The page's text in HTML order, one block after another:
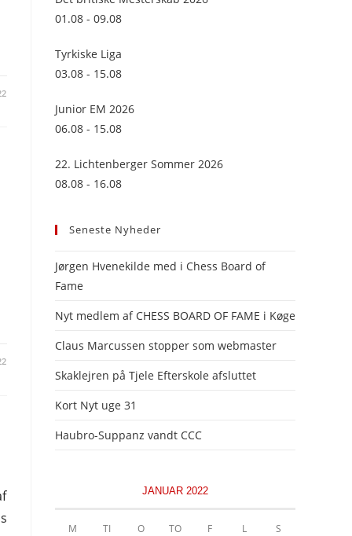
01.08 - 09.08
Tyrkiske Liga
03.08 - 15.08
Junior EM 2026
06.08 - 15.08
22. Lichtenberger Sommer 2026
08.08 - 16.08
Seneste Nyheder
Jørgen Hvenekilde med i Chess Board of
Fame
Nyt medlem af CHESS BOARD OF FAME i Køge
Claus Marcussen stopper som webmaster
Skaklejren på Tjele Efterskole afsluttet
Kort Nyt uge 31
Haubro-Suppanz vandt CCC
JANUAR 2022
M TI O TO F L S